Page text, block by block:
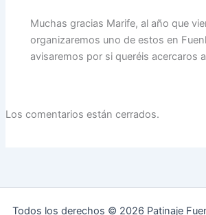
Muchas gracias Marife, al año que
organizaremos uno de estos en
avisaremos por si queréis acercaros
Los comentarios están cerrados.
Todos los derechos © 2026 Patinaje